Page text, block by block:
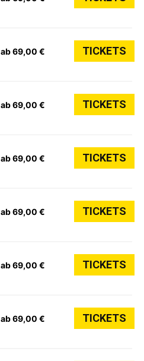
ab 69,00 € TICKETS
ab 69,00 € TICKETS
ab 69,00 € TICKETS
ab 69,00 € TICKETS
ab 69,00 € TICKETS
ab 69,00 € TICKETS